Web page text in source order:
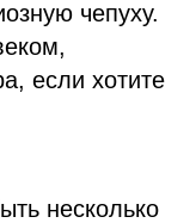
чепуху.
если хотите
несколько